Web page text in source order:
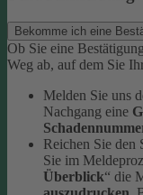
Bekomme ich eine
Ob Sie eine
Weg ab, auf dem Sie
Melden Sie uns
Nachgang eine
Reichen Sie den
Sie im
Überblick“ die